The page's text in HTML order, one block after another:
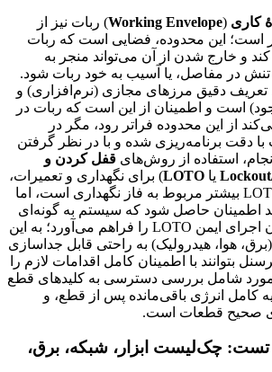
کاری (
Working Envelope) ربات نیز از
است؛ این محدوده، فضایی است که ربات
و خارج شدن از آن می‌تواند منجر به
تنش در مفاصل، یا آسیب به خود ربات شود.
دقیق مرزهای مجازی (نرم‌افزاری) و
است و اطمینان از این است که ربات در
از این محدوده فراتر رود، مگر در
دقت برنامه‌ریزی شده و با در نظر گرفتن
استفاده از روش‌های قفل کردن و
یا LOTO) برای نگهداری و تعمیرات،
حیاتی است. هرچند LOTO بیشتر مربوط به فاز نگهداری است، اما
اطمینان حاصل شود که سیستم به گونه‌ای
طراحی شده که امکان اجرای ایمن LOTO را فراهم می‌آورد؛ به این
هوا، هیدرولیک) به راحتی قابل جداسازی
بتوانند با اطمینان کامل اقدامات لازم را
مورد شامل بررسی دسترسی به کلیدهای قطع
کامل انرژی باقی‌مانده پس از قطع، و
صحیح قطعات است.
چک‌لیست ابزار، شبکه، برق،